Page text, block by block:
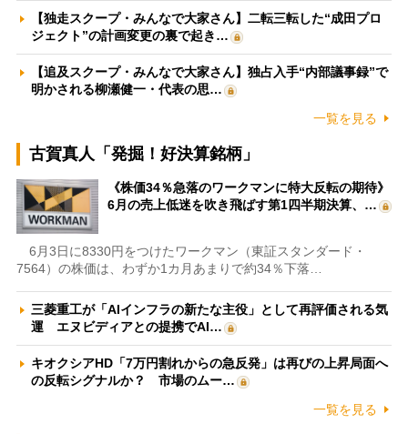
【独走スクープ・みんなで大家さん】二転三転した“成田プロ
ジェクト”の計画変更の裏で起き…
【追及スクープ・みんなで大家さん】独占入手“内部議事録”で
明かされる柳瀬健一・代表の思…
一覧を見る
古賀真人「発掘！好決算銘柄」
《株価34％急落のワークマンに特大反転の期待》
6月の売上低迷を吹き飛ばす第1四半期決算、…
6月3日に8330円をつけたワークマン（東証スタンダード・
7564）の株価は、わずか1カ月あまりで約34％下落…
三菱重工が「AIインフラの新たな主役」として再評価される気
運 エヌビディアとの提携でAI…
キオクシアHD「7万円割れからの急反発」は再びの上昇局面へ
の反転シグナルか？ 市場のムー…
一覧を見る